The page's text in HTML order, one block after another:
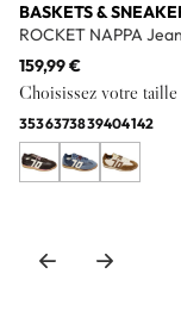
BASKETS &
ROCKET NAPPA
159,99 €
Choisissez votre taille
3536373839404142